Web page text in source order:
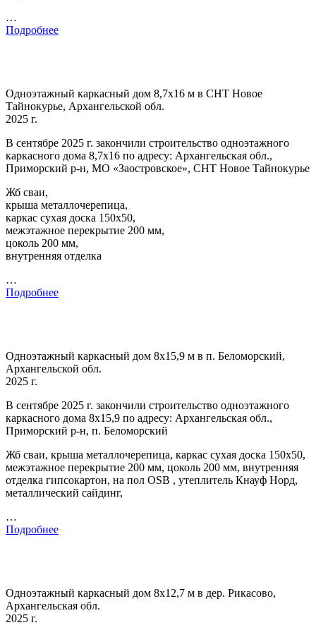
…
Подробнее
Одноэтажный каркасный дом 8,7х16 м в СНТ Новое
Тайнокурье, Архангельской обл.
2025 г.
В сентябре 2025 г. закончили строительство одноэтажного
каркасного дома 8,7х16 по адресу: Архангельская обл.,
Приморский р-н, МО «Заостровское», СНТ Новое Тайнокурье
Жб сваи,
крыша металлочерепица,
каркас сухая доска 150х50,
межэтажное перекрытие 200 мм,
цоколь 200 мм,
внутренняя отделка
…
Подробнее
Одноэтажный каркасный дом 8х15,9 м в п. Беломорский,
Архангельской обл.
2025 г.
В сентябре 2025 г. закончили строительство одноэтажного
каркасного дома 8х15,9 по адресу: Архангельская обл.,
Приморский р-н, п. Беломорский
Жб сваи, крыша металлочерепица, каркас сухая доска 150х50,
межэтажное перекрытие 200 мм, цоколь 200 мм, внутренняя
отделка гипсокартон, на пол OSB , утеплитель Кнауф Норд,
металлический сайдинг,
…
Подробнее
Одноэтажный каркасный дом 8х12,7 м в дер. Рикасово,
Архангельская обл.
2025 г.